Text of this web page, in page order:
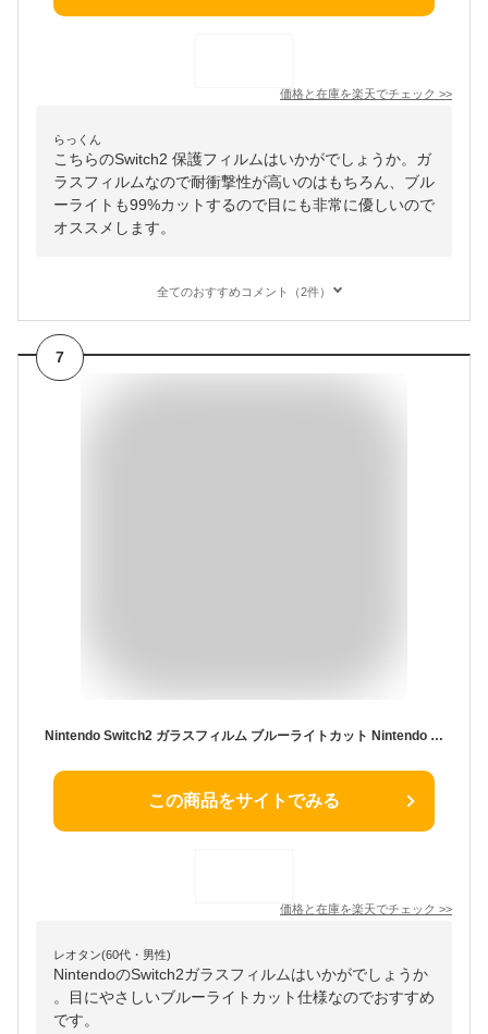
価格と在庫を楽天でチェック >>
らっくん
こちらのSwitch2 保護フィルムはいかがでしょうか。ガ
ラスフィルムなので耐衝撃性が高いのはもちろん、ブル
ーライトも99%カットするので目にも非常に優しいので
オススメします。
全てのおすすめコメント（2件）
7
Nintendo Switch2 ガラスフィルム ブルーライトカット Nintendo Switch 有機ELモデル フィルム Nintendo switch Lite 保護フィルム ニンテンドースイッチ2 スイッチ ライト 液晶保護フィルム シズカウィル
この商品をサイトでみる
価格と在庫を楽天でチェック >>
レオタン(60代・男性)
NintendoのSwitch2ガラスフィルムはいかがでしょうか
。目にやさしいブルーライトカット仕様なのでおすすめ
です。